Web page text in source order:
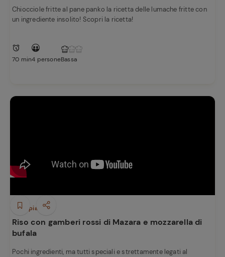
Chiocciole fritte al pane panko la ricetta delle lumache fritte con
un ingrediente insolito! Scopri la ricetta!
70 min4 personeBassa
Primi piatti
Riso con gamberi rossi di Mazara e mozzarella di
bufala
Pochi ingredienti, ma tutti speciali e strettamente legati al